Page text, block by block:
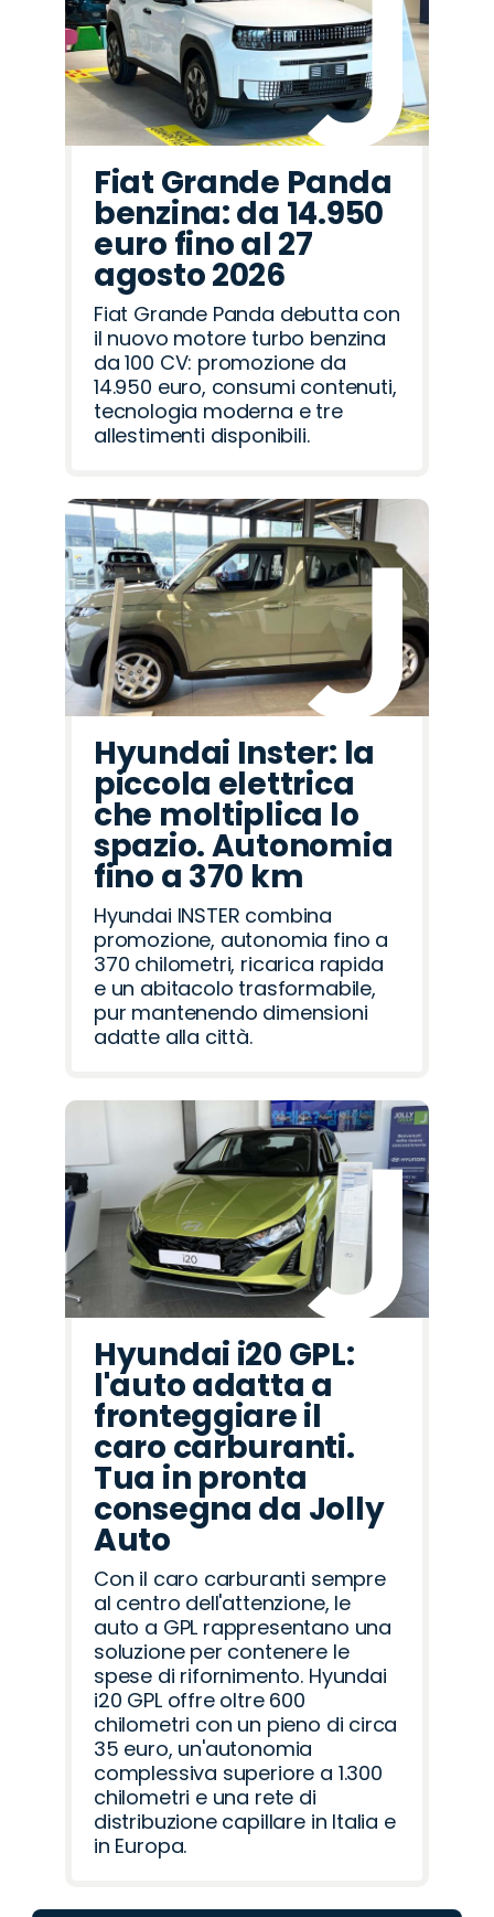
Fiat Grande Panda
benzina: da 14.950
euro fino al 27
agosto 2026
Fiat Grande Panda debutta con
il nuovo motore turbo benzina
da 100 CV: promozione da
14.950 euro, consumi contenuti,
tecnologia moderna e tre
allestimenti disponibili.
Hyundai Inster: la
piccola elettrica
che moltiplica lo
spazio. Autonomia
fino a 370 km
Hyundai INSTER combina
promozione, autonomia fino a
370 chilometri, ricarica rapida
e un abitacolo trasformabile,
pur mantenendo dimensioni
adatte alla città.
Hyundai i20 GPL:
l'auto adatta a
fronteggiare il
caro carburanti.
Tua in pronta
consegna da Jolly
Auto
Con il caro carburanti sempre
al centro dell'attenzione, le
auto a GPL rappresentano una
soluzione per contenere le
spese di rifornimento. Hyundai
i20 GPL offre oltre 600
chilometri con un pieno di circa
35 euro, un'autonomia
complessiva superiore a 1.300
chilometri e una rete di
distribuzione capillare in Italia e
in Europa.